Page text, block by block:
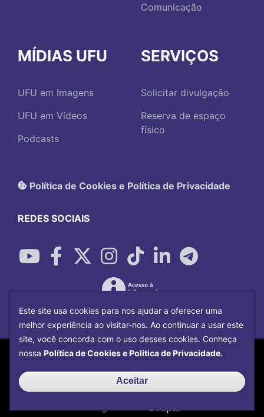
Comunicação
MÍDIAS UFU
UFU em Imagens
UFU em Vídeos
Podcasts
SERVIÇOS
Solicitar divulgação
Reserva de espaço
físico
Política de Cookies e Política de Privacidade
REDES SOCIAIS
Copyright©2026Universidade Federal
Centro de Tecnologia da
Informação e Comunicaçãocom o CMS de
código aberto
Drupal
Este site usa cookies para nos ajudar a oferecer uma
melhor experiência ao visitar-nos. Ao continuar a usar este
site, você concorda com o uso desses cookies. Conheça
nossa Política de Cookies e Política de Privacidade.
Aceitar